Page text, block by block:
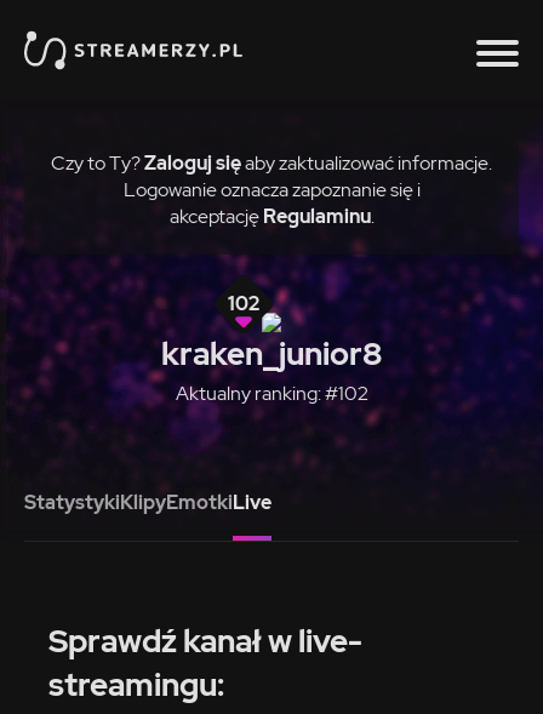
Czy to Ty?Zaloguj sięaby zaktualizować informacje.
Logowanie oznacza zapoznanie się i
akceptację Regulaminu.
102
kraken_junior8
Aktualny ranking: #102
StatystykiKlipyEmotkiLive
Sprawdź kanał w live-
streamingu: